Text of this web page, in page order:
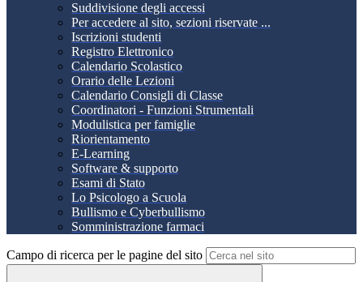
Suddivisione degli accessi
Per accedere al sito, sezioni riservate ...
Iscrizioni studenti
Registro Elettronico
Calendario Scolastico
Orario delle Lezioni
Calendario Consigli di Classe
Coordinatori - Funzioni Strumentali
Modulistica per famiglie
Riorientamento
E-Learning
Software & supporto
Esami di Stato
Lo Psicologo a Scuola
Bullismo e Cyberbullismo
Somministrazione farmaci
Campo di ricerca per le pagine del sito